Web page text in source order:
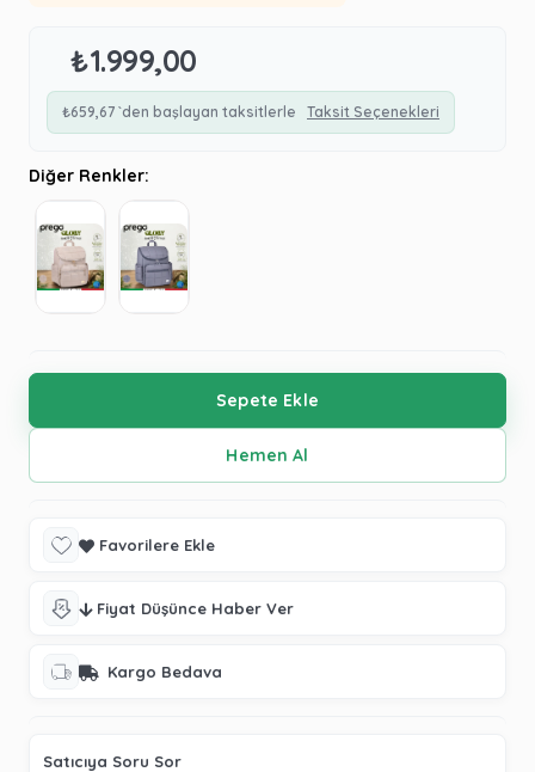
₺1.999,00
₺659,67 `den başlayan taksitlerle Taksit Seçenekleri
Diğer Renkler:
Favorilere Ekle
Fiyat Düşünce Haber Ver
Kargo Bedava
Satıcıya Soru Sor